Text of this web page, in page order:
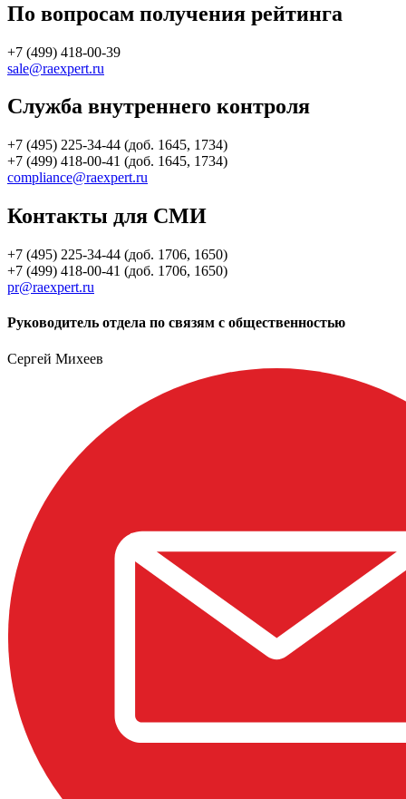
По вопросам получения рейтинга
+7 (499) 418-00-39
sale@raexpert.ru
Служба внутреннего контроля
+7 (495) 225-34-44 (доб. 1645, 1734)
+7 (499) 418-00-41 (доб. 1645, 1734)
compliance@raexpert.ru
Контакты для СМИ
+7 (495) 225-34-44 (доб. 1706, 1650)
+7 (499) 418-00-41 (доб. 1706, 1650)
pr@raexpert.ru
Руководитель отдела по связям с общественностью
Сергей Михеев